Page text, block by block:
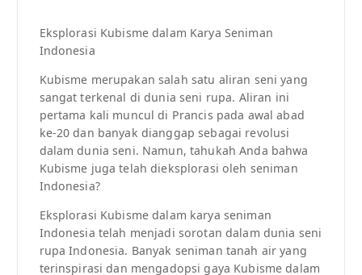
Eksplorasi Kubisme dalam Karya Seniman
Indonesia
Kubisme merupakan salah satu aliran seni yang
sangat terkenal di dunia seni rupa. Aliran ini
pertama kali muncul di Prancis pada awal abad
ke-20 dan banyak dianggap sebagai revolusi
dalam dunia seni. Namun, tahukah Anda bahwa
Kubisme juga telah dieksplorasi oleh seniman
Indonesia?
Eksplorasi Kubisme dalam karya seniman
Indonesia telah menjadi sorotan dalam dunia seni
rupa Indonesia. Banyak seniman tanah air yang
terinspirasi dan mengadopsi gaya Kubisme dalam